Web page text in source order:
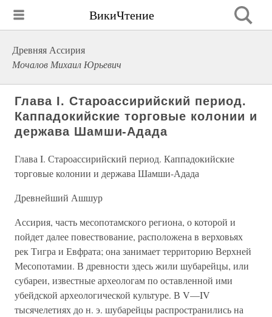
ВикиЧтение
Древняя Ассирия
Мочалов Михаил Юрьевич
Глава I. Староассирийский период.
Каппадокийские торговые колонии и
держава Шамши-Адада
Глава I. Староассирийский период. Каппадокийские
торговые колонии и держава Шамши-Адада
Древнейший Ашшур
Ассирия, часть месопотамского региона, о которой и
пойдет далее повествование, расположена в верховьях
рек Тигра и Евфрата; она занимает территорию Верхней
Месопотамии. В древности здесь жили шубарейцы, или
субареи, известные археологам по оставленной ими
убейдской археологической культуре. В V—IV
тысячелетиях до н. э. шубарейцы распространились на